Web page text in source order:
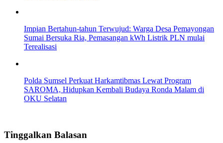
Impian Bertahun-tahun Terwujud: Warga Desa Pemayongan
Sumai Bersuka Ria, Pemasangan kWh Listrik PLN mulai
Terealisasi
Polda Sumsel Perkuat Harkamtibmas Lewat Program
SAROMA, Hidupkan Kembali Budaya Ronda Malam di
OKU Selatan
Tinggalkan Balasan